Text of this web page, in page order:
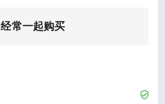
经常一起购买